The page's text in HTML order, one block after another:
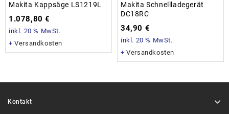
Makita Kappsäge LS1219L
1.078,80€
inkl. 20 % MwSt.
+Versandkosten
Makita Schnellladegerät
DC18RC
34,90 €
inkl. 20 % MwSt.
+Versandkosten
Kontakt